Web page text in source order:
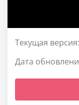
Текущая версия:
Дата